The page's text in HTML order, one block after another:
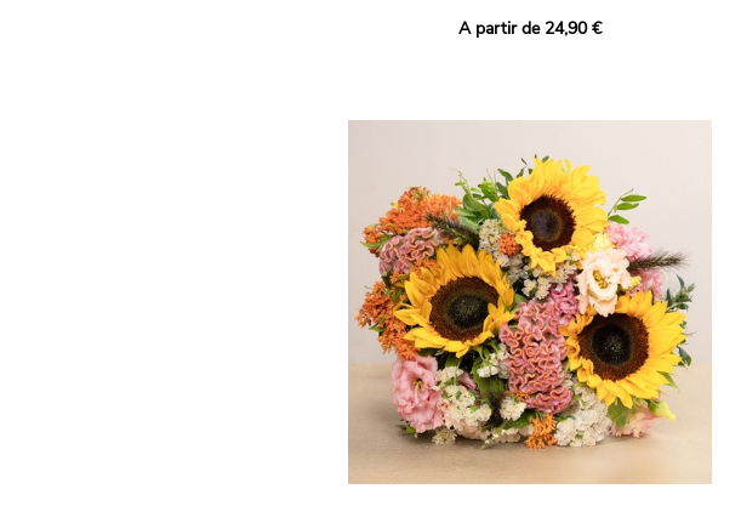
vives pour un effet vitaminé garanti. Un
'Tropical Amazone' et 'Wild Calypso', connues
pour leur tenue en vase, leurs teintes
incroyables et le parfait épanouissement de
leurs boutons.
Une explosion de couleurs dans un bouquet de
roses fraîches !
Il contient :
- Un mélange harmonieux de roses roses,
rouges, jaunes et orange
- Quelques feuillages pour structurer
À offrir pour :
- Souhaiter un anniversaire joyeux et coloré
A partir de 24,90 €